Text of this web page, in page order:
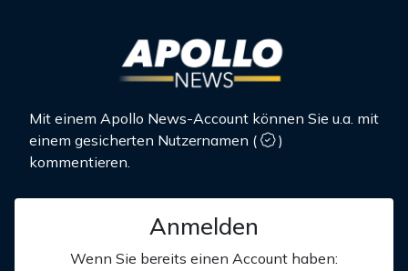
Mit einem Apollo News-Account können Sie u.a. mit
einem gesicherten Nutzernamen (
)
kommentieren.
Anmelden
Wenn Sie bereits einen Account haben: